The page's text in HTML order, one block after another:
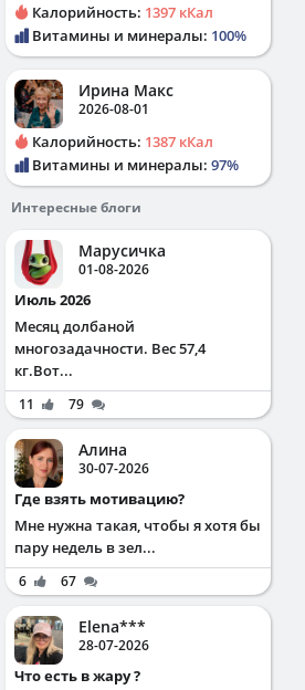
Калорийность: 1397 кКал
Витамины и минералы: 100%
Ирина Макс
2026-08-01
Калорийность: 1387 кКал
Витамины и минералы: 97%
Интересные блоги
Марусичка
01-08-2026
Июль 2026
Месяц долбаной
многозадачности. Вес 57,4
кг.Вот...
11 79
Алина
30-07-2026
Где взять мотивацию?
Мне нужна такая, чтобы я хотя бы
пару недель в зел...
6 67
Elena***
28-07-2026
Что есть в жару ?